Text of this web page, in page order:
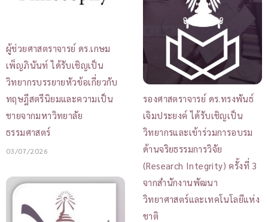
ผู้ช่วยศาสตราจารย์ ดร.เกษม
เพ็ญภินันท์ ได้รับเชิญเป็น
วิทยากรบรรยายหัวข้อเกี่ยวกับ
ทฤษฎีสตรีนิยมและความเป็น
ชายจากมหาวิทยาลัย
ธรรมศาสตร์
03/07/2026
รองศาสตราจารย์ ดร.ทรงพันธ์
เจิมประยงค์ ได้รับเชิญเป็น
วิทยากรและเข้าร่วมการอบรม
ด้านจริยธรรมการวิจัย
(Research Integrity) ครั้งที่ 3
จากสำนักงานพัฒนา
วิทยาศาสตร์และเทคโนโลยีแห่ง
ชาติ